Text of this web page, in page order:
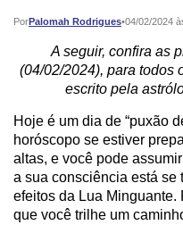
PorPalomah Rodrigues•
Publicado: 04/02/2024
A seguir, confira as
(04/02/2024), para todos
escrito pela
Hoje é um dia de “puxão
horóscopo se estiver
altas, e você pode
a sua consciência está se
efeitos da Lua Minguante.
que você trilhe um